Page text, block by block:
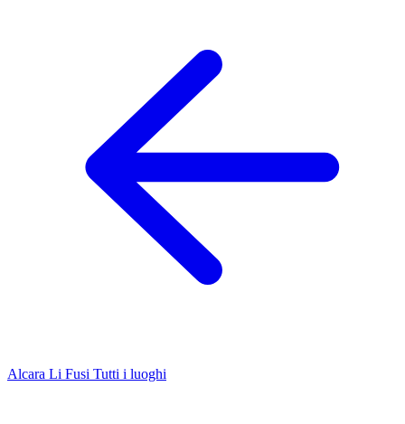
Alcara Li Fusi Tutti i luoghi